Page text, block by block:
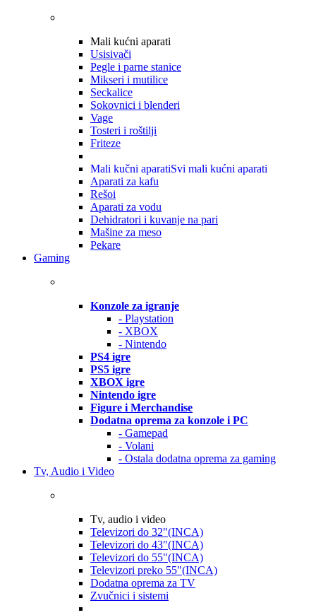
Mali kućni aparati
Usisivači
Pegle i parne stanice
Mikseri i mutilice
Seckalice
Sokovnici i blenderi
Vage
Tosteri i roštilji
Friteze
Mali kučni aparatiSvi mali kućni aparati
Aparati za kafu
Rešoi
Aparati za vodu
Dehidratori i kuvanje na pari
Mašine za meso
Pekare
Gaming
Konzole za igranje
- Playstation
- XBOX
- Nintendo
PS4 igre
PS5 igre
XBOX igre
Nintendo igre
Figure i Merchandise
Dodatna oprema za konzole i PC
- Gamepad
- Volani
- Ostala dodatna oprema za gaming
Tv, Audio i Video
Tv, audio i video
Televizori do 32"(INCA)
Televizori do 43"(INCA)
Televizori do 55"(INCA)
Televizori preko 55"(INCA)
Dodatna oprema za TV
Zvučnici i sistemi